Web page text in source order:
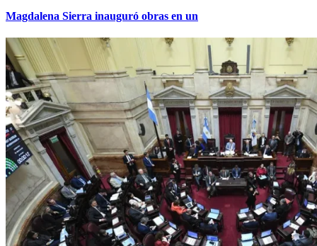
Magdalena Sierra inauguró obras en un